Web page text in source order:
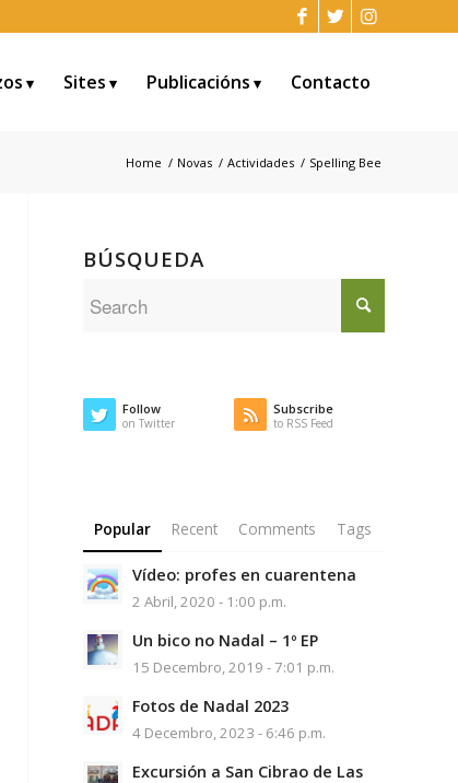
Sites Publicacións Contacto
Home / Novas / Actividades / Spelling Bee
BÚSQUEDA
Follow
on Twitter
Subscribe
to RSS Feed
Popular Recent Comments Tags
Vídeo: profes en cuarentena
2 Abril, 2020 - 1:00 p.m.
Un bico no Nadal – 1º EP
15 Decembro, 2019 - 7:01 p.m.
Fotos de Nadal 2023
4 Decembro, 2023 - 6:46 p.m.
Excursión a San Cibrao de Las